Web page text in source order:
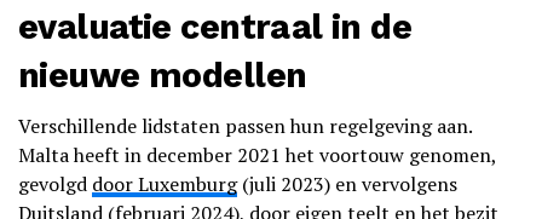
evaluatie centraal in de
nieuwe modellen
Verschillende lidstaten passen hun regelgeving aan.
Malta heeft in december 2021 het voortouw genomen,
gevolgd door Luxemburg(juli 2023) en vervolgens
Duitsland (februari 2024), door eigen teelt en het bezit